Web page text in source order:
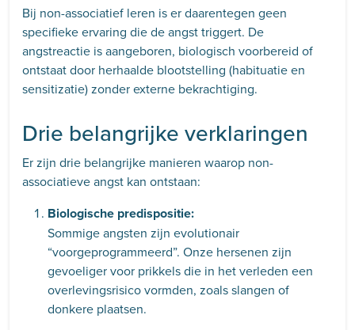
Bij non-associatief leren is er daarentegen geen
specifieke ervaring die de angst triggert. De
angstreactie is aangeboren, biologisch voorbereid of
ontstaat door herhaalde blootstelling (habituatie en
sensitizatie) zonder externe bekrachtiging.
Drie belangrijke verklaringen
Er zijn drie belangrijke manieren waarop non-
associatieve angst kan ontstaan:
Biologische predispositie:
Sommige angsten zijn evolutionair
“voorgeprogrammeerd”. Onze hersenen zijn
gevoeliger voor prikkels die in het verleden een
overlevingsrisico vormden, zoals slangen of
donkere plaatsen.